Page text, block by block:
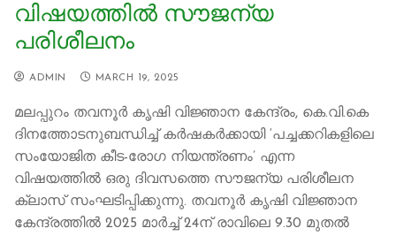
വിഷയത്തിൽ സൗജന്യ
പരിശീലനം
ADMIN MARCH 19, 2025
മലപ്പുറം തവനൂർ കൃഷി വിജ്ഞാന കേന്ദ്രം, കെ.വി.കെ
ദിനത്തോടനുബന്ധിച്ച് കർഷകർക്കായി ‘പച്ചക്കറികളിലെ
സംയോജിത കീട-രോഗ നിയന്ത്രണം’ എന്ന
വിഷയത്തിൽ ഒരു ദിവസത്തെ സൗജന്യ പരിശീലന
ക്ലാസ് സംഘടിപ്പിക്കുന്നു. തവനൂർ കൃഷി വിജ്ഞാന
കേന്ദ്രത്തിൽ 2025 മാർച്ച് 24ന് രാവിലെ 9.30 മുതൽ